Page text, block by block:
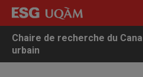
Chaire de recherche du
urbain